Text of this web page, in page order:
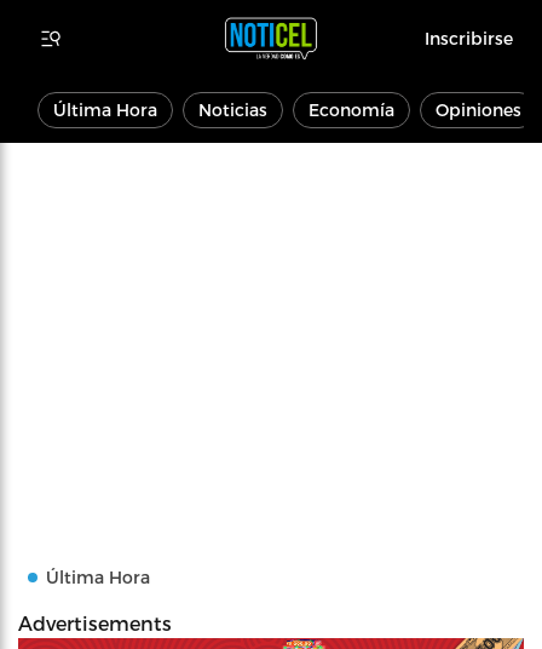
Inscribirse
Última Hora Noticias Economía Opiniones
Última Hora
Advertisements